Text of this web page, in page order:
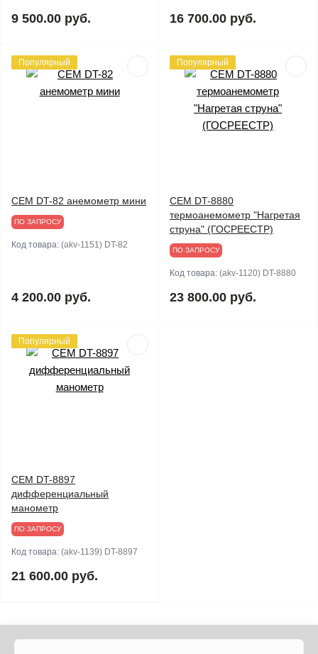
9 500.00 руб. 16 700.00 руб.
Популярный
CEM DT-82 анемометр мини
ПО ЗАПРОСУ
Код товара: (akv-1151) DT-82
4 200.00 руб.
Популярный
CEM DT-8880
термоанемометр "Нагретая
струна" (ГОСРЕЕСТР)
ПО ЗАПРОСУ
Код товара: (akv-1120) DT-8880
23 800.00 руб.
Популярный
CEM DT-8897
дифференциальный
манометр
ПО ЗАПРОСУ
Код товара: (akv-1139) DT-8897
21 600.00 руб.